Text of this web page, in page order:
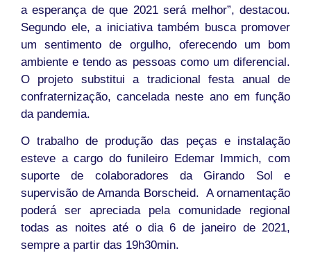
a esperança de que 2021 será melhor”, destacou.
Segundo ele, a iniciativa também busca promover
um sentimento de orgulho, oferecendo um bom
ambiente e tendo as pessoas como um diferencial.
O projeto substitui a tradicional festa anual de
confraternização, cancelada neste ano em função
da pandemia.
O trabalho de produção das peças e instalação
esteve a cargo do funileiro Edemar Immich, com
suporte de colaboradores da Girando Sol e
supervisão de Amanda Borscheid. A ornamentação
poderá ser apreciada pela comunidade regional
todas as noites até o dia 6 de janeiro de 2021,
sempre a partir das 19h30min.